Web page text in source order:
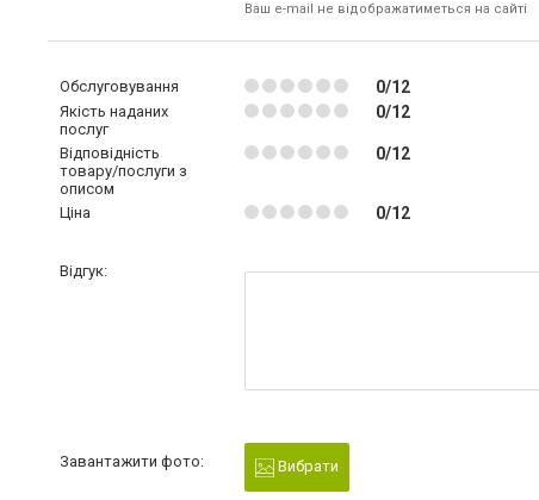
Ваш e-mail не відображатиметься на сайті
Обслуговування 0/12
Якість наданих
послуг
0/12
Відповідність
товару/послуги з
описом
0/12
Ціна 0/12
Відгук:
Завантажити фото: Вибрати